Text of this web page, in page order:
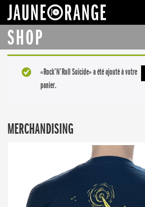
SHOP
«Rock’N’Roll Suicide» a été ajouté à votre
panier.
MERCHANDISING